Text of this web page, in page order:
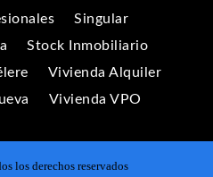
Singular
Stock Inmobiliario
Vivienda Alquiler
Vivienda VPO
los derechos reservados